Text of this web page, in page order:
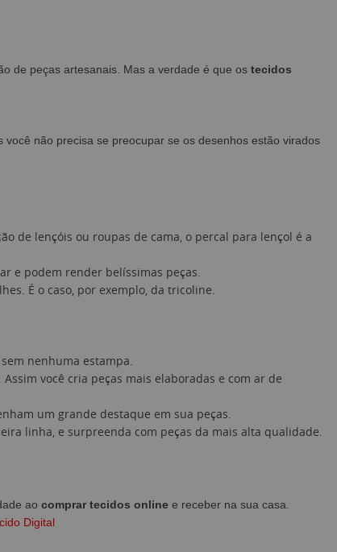
de peças artesanais. Mas a verdade é que os tecidos
não precisa se preocupar se os desenhos estão virados
de lençóis ou roupas de cama, o percal para lençol é a
e podem render belíssimas peças.
É o caso, por exemplo, da tricoline.
nenhuma estampa.
você cria peças mais elaboradas e com ar de
um grande destaque em sua peças.
linha, e surpreenda com peças da mais alta qualidade.
ao comprar tecidos online e receber na sua casa.
Digital